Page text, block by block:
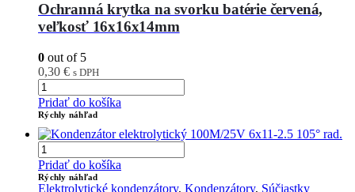
Ochranná krytka na svorku batérie červená,
veľkosť 16x16x14mm
0 out of 5
0,30 € s DPH
Pridať do košíka
Rýchly náhľad
Pridať do košíka
Rýchly náhľad
Elektrolytické kondenzátory, Kondenzátory, Súčiastky